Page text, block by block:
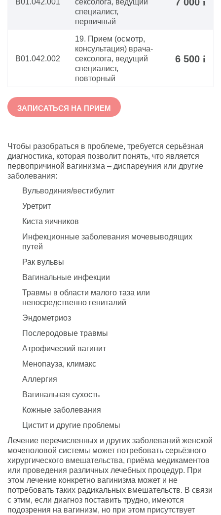
В01.042.001
сексолога, ведущий
специалист,
первичный
В01.042.002
19. Прием (осмотр,
консультация) врача-
сексолога, ведущий
специалист,
повторный
6 500 i
ЗАПИСАТЬСЯ НА ПРИЕМ
Чтобы разобраться в проблеме, требуется серьёзная
диагностика, которая позволит понять, что является
первопричиной вагинизма – диспареуния или другие
заболевания:
Вульводиния/вестибулит
Уретрит
Киста яичников
Инфекционные заболевания мочевыводящих
путей
Рак вульвы
Вагинальные инфекции
Травмы в области малого таза или
непосредственно гениталий
Эндометриоз
Послеродовые травмы
Атрофический вагинит
Менопауза, климакс
Аллергия
Вагинальная сухость
Кожные заболевания
Цистит и другие проблемы
Лечение перечисленных и других заболеваний женской
мочеполовой системы может потребовать серьёзного
хирургического вмешательства, приёма медикаментов
или проведения различных лечебных процедур. При
этом лечение конкретно вагинизма может и не
потребовать таких радикальных вмешательств. В связи
с этим, если диагноз поставить трудно, имеются
подозрения на вагинизм, но при этом присутствует